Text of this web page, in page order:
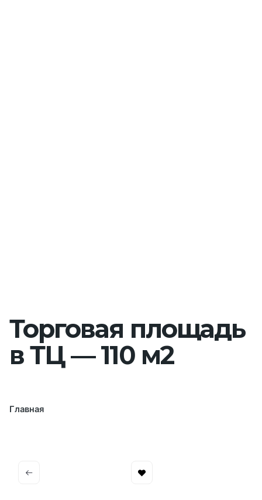
Торговая площадь
в ТЦ — 110 м2
Главная